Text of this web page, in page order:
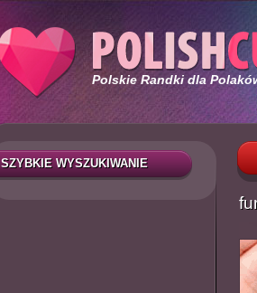
Polskie Randki dla
SZYBKIE WYSZUKIWANIE